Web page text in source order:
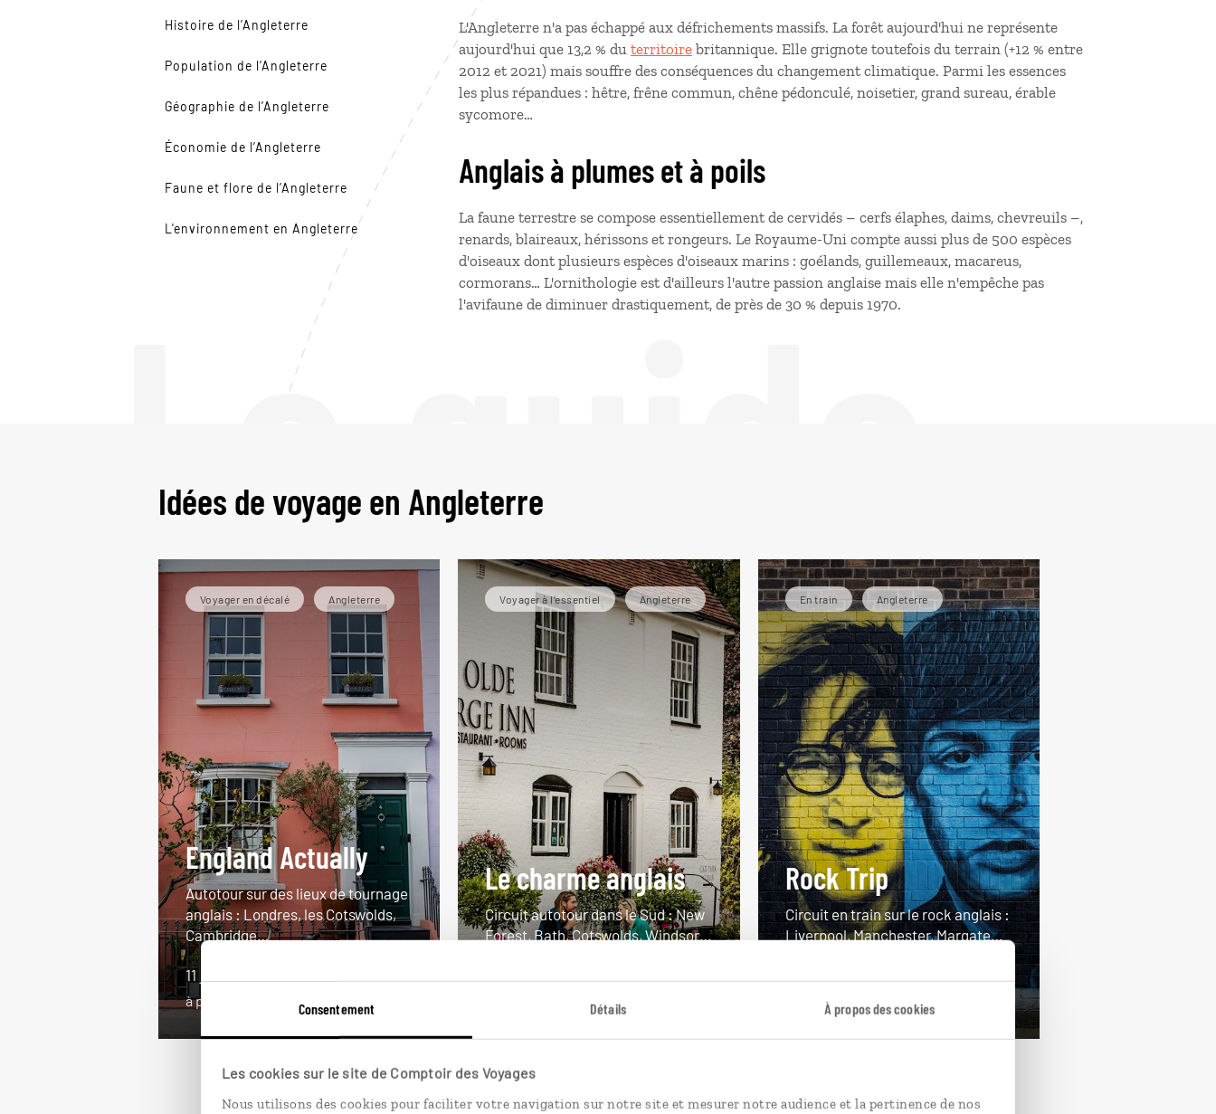
Consentement Détails À propos des cookies
Les cookies sur le site de Comptoir des Voyages
Nous utilisons des cookies pour faciliter votre navigation sur notre site et mesurer notre audience et la pertinence de nos
Le guide
Histoire de l’Angleterre
Population de l’Angleterre
Géographie de l’Angleterre
Économie de l’Angleterre
Faune et flore de l’Angleterre
L'environnement en Angleterre
L'Angleterre n'a pas échappé aux défrichements massifs. La forêt aujourd'hui ne représente
aujourd'hui que 13,2 % du territoire britannique. Elle grignote toutefois du terrain (+12 % entre
2012 et 2021) mais souffre des conséquences du changement climatique. Parmi les essences
les plus répandues : hêtre, frêne commun, chêne pédonculé, noisetier, grand sureau, érable
sycomore…
Anglais à plumes et à poils
La faune terrestre se compose essentiellement de cervidés – cerfs élaphes, daims, chevreuils –,
renards, blaireaux, hérissons et rongeurs. Le Royaume-Uni compte aussi plus de 500 espèces
d'oiseaux dont plusieurs espèces d'oiseaux marins : goélands, guillemeaux, macareus,
cormorans… L'ornithologie est d'ailleurs l'autre passion anglaise mais elle n'empêche pas
l'avifaune de diminuer drastiquement, de près de 30 % depuis 1970.
Idées de voyage en Angleterre
Voyager en décalé Angleterre
England Actually
Autotour sur des lieux de tournage
anglais : Londres, les Cotswolds,
Cambridge…
11 jours / 10 nuits
à partir de 2600€
Voyager à l’essentiel Angleterre
Le charme anglais
Circuit autotour dans le Sud : New
Forest, Bath, Cotswolds, Windsor…
En train Angleterre
Rock Trip
Circuit en train sur le rock anglais :
Liverpool, Manchester, Margate…
à partir de 2750€